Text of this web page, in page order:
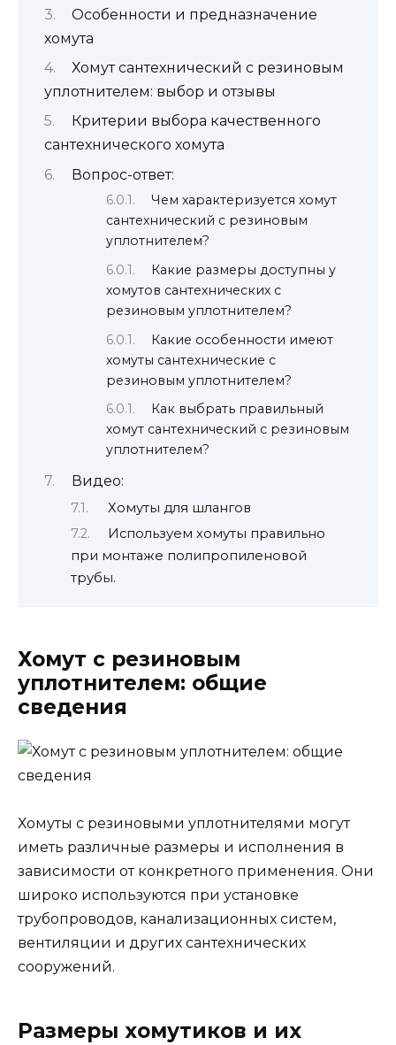
Особенности и предназначение
хомута
Хомут сантехнический с резиновым
уплотнителем: выбор и отзывы
Критерии выбора качественного
сантехнического хомута
Вопрос-ответ:
Чем характеризуется хомут
сантехнический с резиновым
уплотнителем?
Какие размеры доступны у
хомутов сантехнических с
резиновым уплотнителем?
Какие особенности имеют
хомуты сантехнические с
резиновым уплотнителем?
Как выбрать правильный
хомут сантехнический с резиновым
уплотнителем?
Видео:
Хомуты для шлангов
Используем хомуты правильно
при монтаже полипропиленовой
трубы.
Хомут с резиновым
уплотнителем: общие
сведения
Хомуты с резиновыми уплотнителями могут
иметь различные размеры и исполнения в
зависимости от конкретного применения. Они
широко используются при установке
трубопроводов, канализационных систем,
вентиляции и других сантехнических
сооружений.
Размеры хомутиков и их